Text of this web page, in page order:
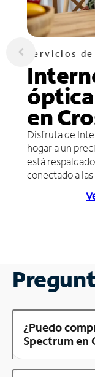
Servicios
en
Disfruta de
hogar a un
está
conectado a
¿Puedo
Spectrum en